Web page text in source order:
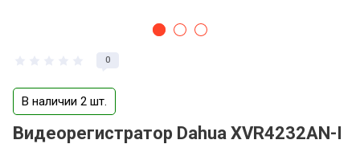
0
В наличии 2 шт.
Видеорегистратор Dahua XVR4232AN-I